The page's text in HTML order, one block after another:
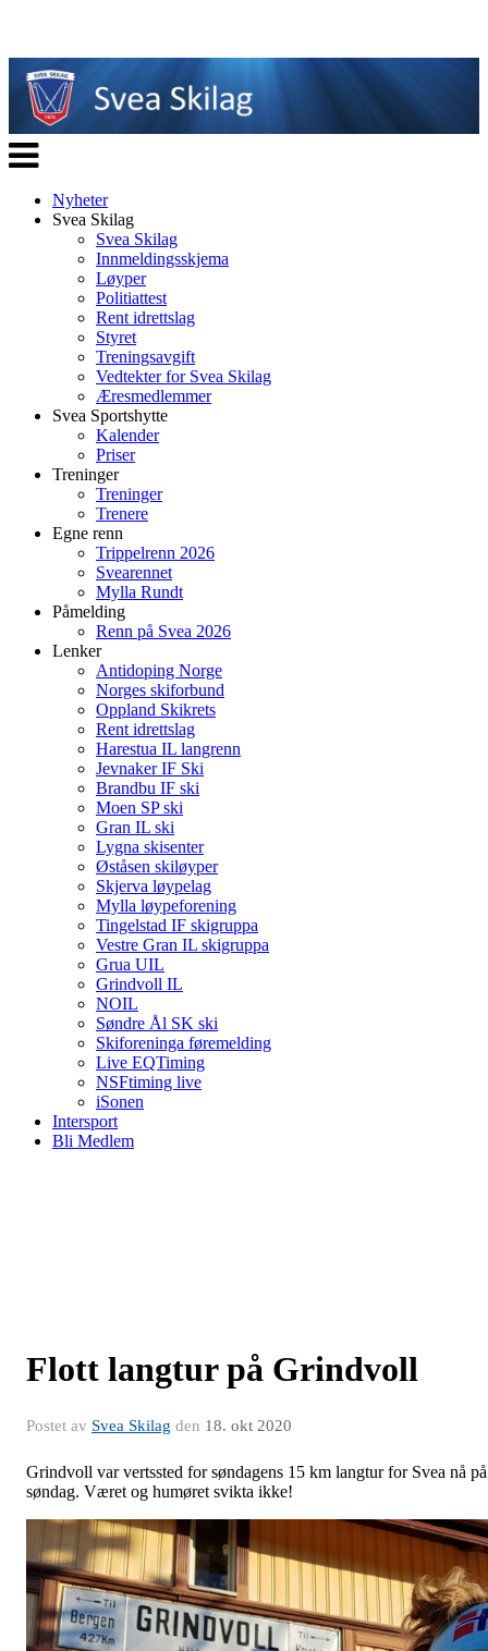
Veksle
navigasjon
Nyheter
Svea Skilag
Svea Skilag
Innmeldingsskjema
Løyper
Politiattest
Rent idrettslag
Styret
Treningsavgift
Vedtekter for Svea Skilag
Æresmedlemmer
Svea Sportshytte
Kalender
Priser
Treninger
Treninger
Trenere
Egne renn
Trippelrenn 2026
Svearennet
Mylla Rundt
Påmelding
Renn på Svea 2026
Lenker
Antidoping Norge
Norges skiforbund
Oppland Skikrets
Rent idrettslag
Harestua IL langrenn
Jevnaker IF Ski
Brandbu IF ski
Moen SP ski
Gran IL ski
Lygna skisenter
Øståsen skiløyper
Skjerva løypelag
Mylla løypeforening
Tingelstad IF skigruppa
Vestre Gran IL skigruppa
Grua UIL
Grindvoll IL
NOIL
Søndre Ål SK ski
Skiforeninga føremelding
Live EQTiming
NSFtiming live
iSonen
Intersport
Bli Medlem
Flott langtur på Grindvoll
Postet av Svea Skilag den 18. okt 2020
Grindvoll var vertssted for søndagens 15 km langtur for Svea nå på
søndag. Været og humøret svikta ikke!